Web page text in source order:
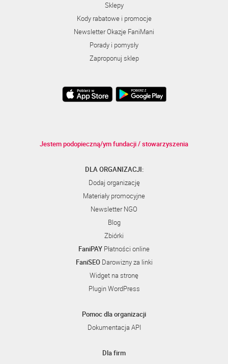
Sklepy
Kody rabatowe i promocje
Newsletter Okazje FaniMani
Porady i pomysły
Zaproponuj sklep
Jestem podopieczną/ym fundacji / stowarzyszenia
DLA ORGANIZACJI:
Dodaj organizację
Materiały promocyjne
Newsletter NGO
Blog
Zbiórki
FaniPAY Płatności online
FaniSEODarowizny za linki
Widget na stronę
Plugin WordPress
Pomoc dla organizacji
Dokumentacja API
Dla firm